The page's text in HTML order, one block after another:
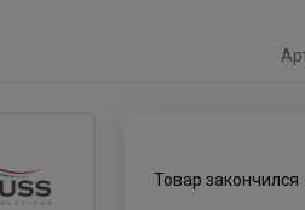
Товар закончился